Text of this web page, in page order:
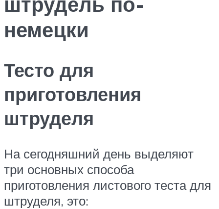
немецки
Тесто для
приготовления
штруделя
На сегодняшний день выделяют
три основных способа
приготовления листового теста для
штруделя, это: